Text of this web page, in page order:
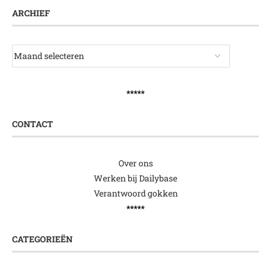
ARCHIEF
*****
CONTACT
Over ons
Werken bij Dailybase
Verantwoord gokken
*****
CATEGORIEËN